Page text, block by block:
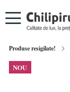
Produse resigilate!
NOU